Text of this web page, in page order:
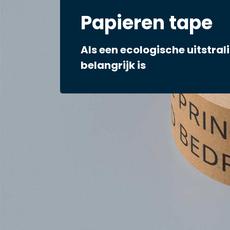
Papieren tape
Als een ecologische
belangrijk is